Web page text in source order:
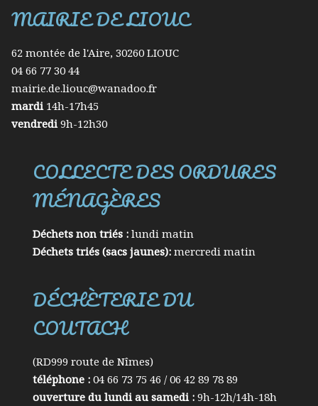
MAIRIE DE LIOUC
62 montée de l'Aire, 30260 LIOUC
04 66 77 30 44
mairie.de.liouc@wanadoo.fr
mardi14h-17h45
vendredi9h-12h30
COLLECTE DES ORDURES
MÉNAGÈRES
Déchets non triés :lundi matin
Déchets triés (sacs jaunes):mercredi matin
DÉCHÈTERIE DU
COUTACH
(RD999 route de Nîmes)
téléphone :04 66 73 75 46 / 06 42 89 78 89
ouverture du lundi au samedi :9h-12h/14h-18h